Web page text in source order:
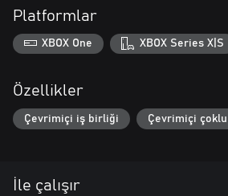
Premium hesapla (oyunda Altın Kartallar
belirli sayıda gün boyunca savaşlarda daha
bonuslarla toplanır!
Platformlar
XBOX One XBOX Series X|S
Özellikler
Çevrimiçi iş birliği Çevrimiçi
İle çalışır